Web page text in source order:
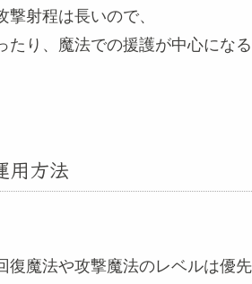
射程は長いので、
たり、魔法での援護が中心になる
用方法
魔法や攻撃魔法のレベルは優